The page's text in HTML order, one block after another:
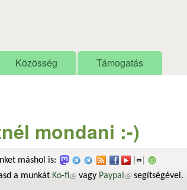
Közösség Támogatás
mondani :-)
máshol is:
a munkát Ko-fi(külső hivatkozás)
vagy Paypal (külső hivatkozás)
segítségével.